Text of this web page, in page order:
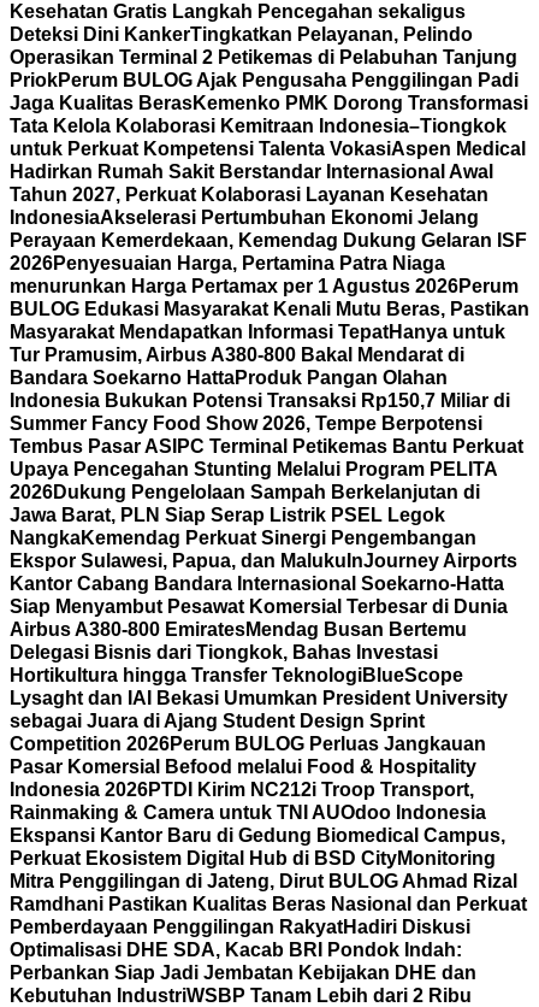
Kesehatan Gratis Langkah Pencegahan sekaligus
Deteksi Dini KankerTingkatkan Pelayanan, Pelindo
Operasikan Terminal 2 Petikemas di Pelabuhan Tanjung
PriokPerum BULOG Ajak Pengusaha Penggilingan Padi
Jaga Kualitas BerasKemenko PMK Dorong Transformasi
Tata Kelola Kolaborasi Kemitraan Indonesia–Tiongkok
untuk Perkuat Kompetensi Talenta VokasiAspen Medical
Hadirkan Rumah Sakit Berstandar Internasional Awal
Tahun 2027, Perkuat Kolaborasi Layanan Kesehatan
IndonesiaAkselerasi Pertumbuhan Ekonomi Jelang
Perayaan Kemerdekaan, Kemendag Dukung Gelaran ISF
2026Penyesuaian Harga, Pertamina Patra Niaga
menurunkan Harga Pertamax per 1 Agustus 2026Perum
BULOG Edukasi Masyarakat Kenali Mutu Beras, Pastikan
Masyarakat Mendapatkan Informasi TepatHanya untuk
Tur Pramusim, Airbus A380-800 Bakal Mendarat di
Bandara Soekarno HattaProduk Pangan Olahan
Indonesia Bukukan Potensi Transaksi Rp150,7 Miliar di
Summer Fancy Food Show 2026, Tempe Berpotensi
Tembus Pasar AS IPC Terminal Petikemas Bantu Perkuat
Upaya Pencegahan Stunting Melalui Program PELITA
2026Dukung Pengelolaan Sampah Berkelanjutan di
Jawa Barat, PLN Siap Serap Listrik PSEL Legok
NangkaKemendag Perkuat Sinergi Pengembangan
Ekspor Sulawesi, Papua, dan Maluku InJourney Airports
Kantor Cabang Bandara Internasional Soekarno-Hatta
Siap Menyambut Pesawat Komersial Terbesar di Dunia
Airbus A380-800 EmiratesMendag Busan Bertemu
Delegasi Bisnis dari Tiongkok, Bahas Investasi
Hortikultura hingga Transfer TeknologiBlueScope
Lysaght dan IAI Bekasi Umumkan President University
sebagai Juara di Ajang Student Design Sprint
Competition 2026Perum BULOG Perluas Jangkauan
Pasar Komersial Befood melalui Food & Hospitality
Indonesia 2026PTDI Kirim NC212i Troop Transport,
Rainmaking & Camera untuk TNI AUOdoo Indonesia
Ekspansi Kantor Baru di Gedung Biomedical Campus,
Perkuat Ekosistem Digital Hub di BSD CityMonitoring
Mitra Penggilingan di Jateng, Dirut BULOG Ahmad Rizal
Ramdhani Pastikan Kualitas Beras Nasional dan Perkuat
Pemberdayaan Penggilingan RakyatHadiri Diskusi
Optimalisasi DHE SDA, Kacab BRI Pondok Indah:
Perbankan Siap Jadi Jembatan Kebijakan DHE dan
Kebutuhan IndustriWSBP Tanam Lebih dari 2 Ribu